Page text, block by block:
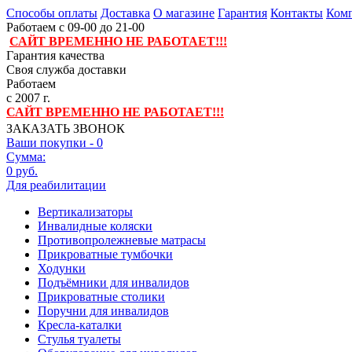
Способы оплаты Доставка О магазине Гарантия Контакты
Работаем с 09-00 до 21-00
САЙТ ВРЕМЕННО НЕ РАБОТАЕТ!!!
Гарантия качества
Своя служба доставки
Работаем
с 2007 г.
САЙТ ВРЕМЕННО НЕ РАБОТАЕТ!!!
ЗАКАЗАТЬ ЗВОНОК
Ваши покупки - 0
Сумма:
0 руб.
Для реабилитации
Вертикализаторы
Инвалидные коляски
Противопролежневые матрасы
Прикроватные тумбочки
Ходунки
Подъёмники для инвалидов
Прикроватные столики
Поручни для инвалидов
Кресла-каталки
Стулья туалеты